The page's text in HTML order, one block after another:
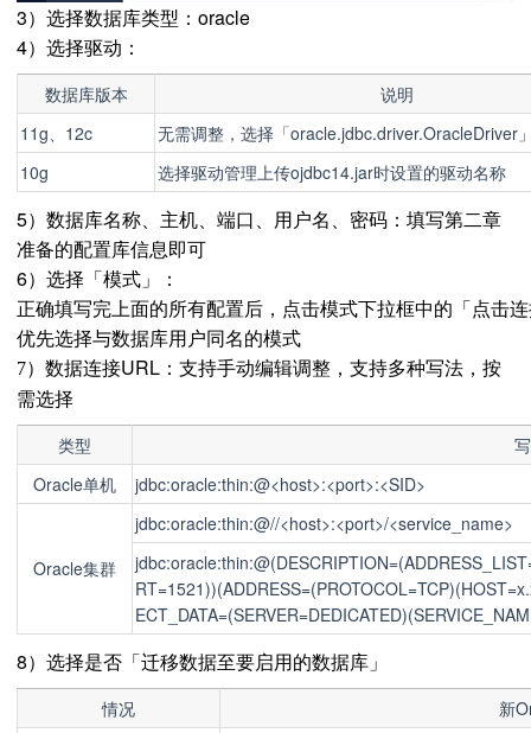
3）选择数据库类型：oracle
4）选择驱动：
数据库版本
说明
11g、12c
无需调整，选择「oracle.jdbc.driver.OracleDriver
10g
选择驱动管理上传ojdbc14.jar时设置的驱动名称
5）数据库名称、主机、端口、用户名、密码：填写第二章
准备的配置库信息即可
6）选择「模式」：
正确填写完上面的所有配置后，点击模式下拉框中的「点击
优先选择与数据库用户同名的模式
7）数据连接URL：支持手动编辑调整，支持多种写法，按
需选择
类型
Oracle单机
jdbc:oracle:thin:@<host>:<port>:<SID>
Oracle集群
jdbc:oracle:thin:@//<host>:<port>/<service_name>
8）选择是否「迁移数据至要启用的数据库」
情况 新